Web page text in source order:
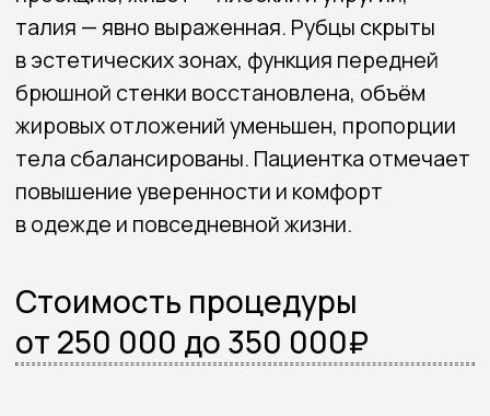
Навигация
Связаться со мной
Обо мне
Отзывы
Услуги
Контакты
Блог
Портфолио
konstantinpopov92@mail.ru
8 (983) 304-33-04